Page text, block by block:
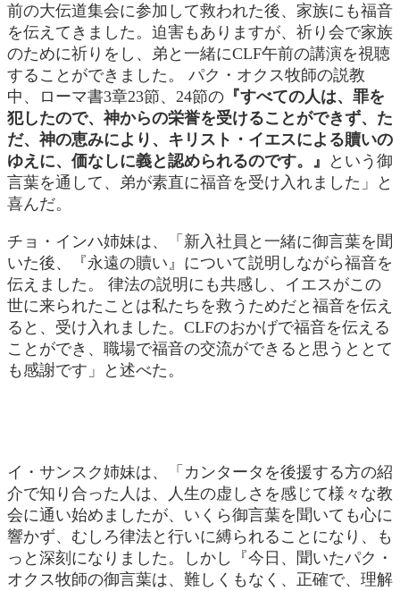
前の大伝道集会に参加して救われた後、家族にも福音
を伝えてきました。迫害もありますが、祈り会で家族
のために祈りをし、弟と一緒にCLF午前の講演を視聴
することができました。 パク・オクス牧師の説教
中、ローマ書3章23節、24節の 『すべての人は、罪を
犯したので、神からの栄誉を受けることができず、た
だ、神の恵みにより、キリスト・イエスによる贖いの
ゆえに、価なしに義と認められるのです。』
という御
言葉を通して、弟が素直に福音を受け入れました」と
喜んだ。
チョ・インハ姉妹は、「新入社員と一緒に御言葉を聞
いた後、『永遠の贖い』について説明しながら福音を
伝えました。 律法の説明にも共感し、イエスがこの
世に来られたことは私たちを救うためだと福音を伝え
ると、受け入れました。CLFのおかげで福音を伝える
ことができ、職場で福音の交流ができると思うととて
も感謝です」と述べた。
イ・サンスク姉妹は、「カンタータを後援する方の紹
介で知り合った人は、人生の虚しさを感じて様々な教
会に通い始めましたが、いくら御言葉を聞いても心に
響かず、むしろ律法と行いに縛られることになり、も
っと深刻になりました。しかし『今日、聞いたパク・
オクス牧師の御言葉は、難しくもなく、正確で、理解